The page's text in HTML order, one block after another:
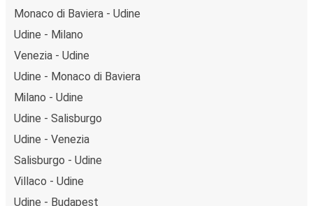
Monaco di Baviera - Udine
Udine - Milano
Venezia - Udine
Udine - Monaco di Baviera
Milano - Udine
Udine - Salisburgo
Udine - Venezia
Salisburgo - Udine
Villaco - Udine
Udine - Budapest